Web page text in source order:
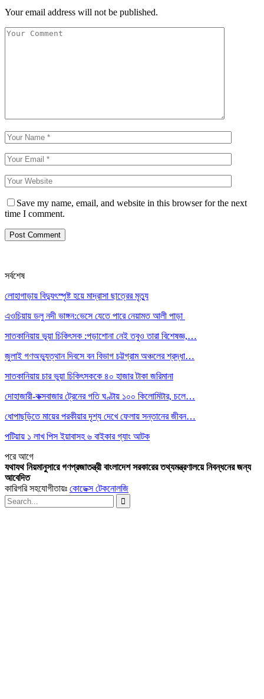
Your email address will not be published.
Save my name, email, and website in this browser for the next
time I comment.
সর্বশেষ
লোহাগাড়ায় বিদ্যুৎস্পৃষ্ট হয়ে মাদ্রাসা ছাত্রের মৃত্যু
এওচিয়ায় ডলু নদী ভাঙ্গন:ভেসে যেতে পারে নেয়ামত আলী পাড়া
সাতকানিয়ায় ভূয়া চিকিৎসক :পড়াশোনা নেই তবুও তারা বিশেষজ্ঞ,…
জুলাই গণঅভ্যুত্থান দিবসে বন বিভাগ চট্টগ্রাম অঞ্চলের শ্রদ্ধা…
সাতকানিয়ায় চার ভুয়া চিকিৎসককে ৪০ হাজার টাকা জরিমানা
দোহাজারী-কক্সবাজার ট্রেনের গতি ঘণ্টায় ১০০ কিলোমিটার, চলে…
ধোপাছড়িতে মায়ের পরকীয়ার দৃশ্য দেখে ফেলায় সন্তানের জীবন…
পটিয়ায় ১ লাখ পিস ইয়াবাসহ ৬ বাইকার গ্যাং আটক
পরেআগে
যথাযথ নিয়মানুসারে গণপ্রজাতন্ত্রী বাংলাদেশ সরকারের তথ্যমন্ত্রণালয়ে নিবন্ধনের জন্য
আবেদিত
কারিগরি সহযোগীতায়ঃ কোডেক্স টেকনোলজি